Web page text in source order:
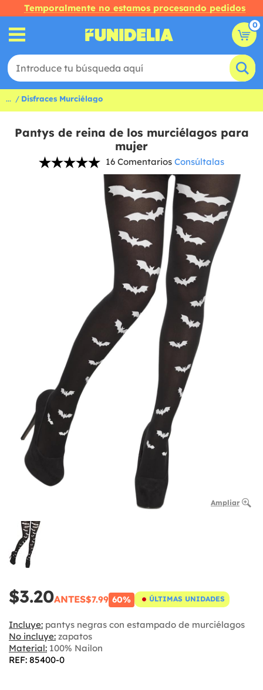
Temporalmente no estamos procesando pedidos
0
... Disfraces Murciélago
Pantys de reina de los murciélagos para
mujer
16 Comentarios Consúltalas
Ampliar
$3.20ANTES$7.99 60% ÚLTIMAS UNIDADES
Incluye: pantys negras con estampado de murciélagos
No incluye: zapatos
Material: 100% Nailon
REF: 85400-0